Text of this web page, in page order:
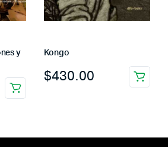
y
Kongo
$430.00